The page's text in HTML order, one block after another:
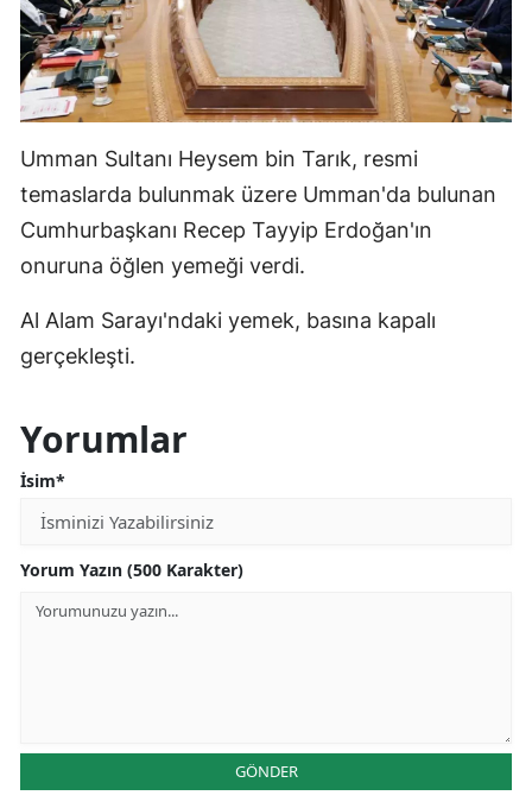
Umman Sultanı Heysem bin Tarık, resmi
temaslarda bulunmak üzere Umman'da bulunan
Cumhurbaşkanı Recep Tayyip Erdoğan'ın
onuruna öğlen yemeği verdi.
Al Alam Sarayı'ndaki yemek, basına kapalı
gerçekleşti.
Yorumlar
İsim*
Yorum Yazın (500 Karakter)
GÖNDER